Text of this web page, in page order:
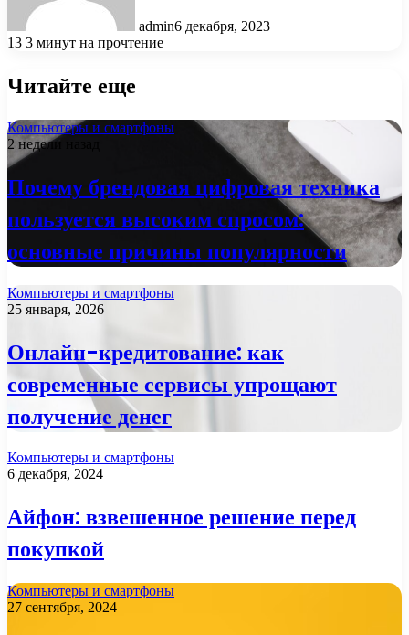
admin6 декабря, 2023
13 3 минут на прочтение
Читайте еще
Компьютеры и смартфоны
2 недели назад
Почему брендовая цифровая техника
пользуется высоким спросом:
основные причины популярности
Компьютеры и смартфоны
25 января, 2026
Онлайн-кредитование: как
современные сервисы упрощают
получение денег
Компьютеры и смартфоны
6 декабря, 2024
Айфон: взвешенное решение перед
покупкой
Компьютеры и смартфоны
27 сентября, 2024